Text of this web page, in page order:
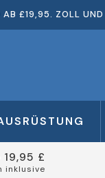
£19,95. ZOLL UND
£
inklusive